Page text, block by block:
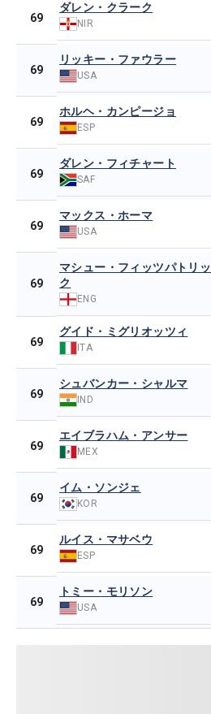
69
ダレン・クラーク
NIR
69
リッキー・ファウラー
USA
69
ホルヘ・カンピージョ
ESP
69
ダレン・フィチャート
SAF
69
マックス・ホーマ
USA
69
マシュー・フィッツパトリッ
ク
ENG
69
グイド・ミグリオッツィ
ITA
69
シュバンカー・シャルマ
IND
69
エイブラハム・アンサー
MEX
69
イム・ソンジェ
KOR
69
ルイス・マサベウ
ESP
69
トミー・モリソン
USA